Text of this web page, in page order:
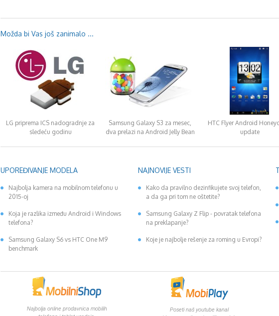
Možda bi Vas još zanimalo ...
LG priprema ICS nadogradnje za
sledeću godinu
Samsung Galaxy S3 za mesec,
dva prelazi na Android Jelly Bean
HTC Flyer Android
update
UPOREĐIVANJE MODELA
Najbolja kamera na mobilnom telefonu u
2015-oj
Koja je razlika između Android i Windows
telefona?
Samsung Galaxy S6 vs HTC One M9
benchmark
NAJNOVIJE VESTI
Kako da pravilno dezinfikujete svoj telefon,
a da ga pri tom ne oštetite?
Samsung Galaxy Z Flip - povratak telefona
na preklapanje?
Koje je najbolje rešenje za roming u Evropi?
Najbolja online prodavnica mobilih
Poseti naš youtube kanal